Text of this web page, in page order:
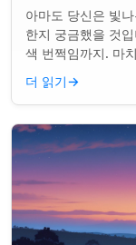
아마도 당신은 빛
한지 궁금했을 것
색 번쩍임까지. 마
타이밍의 문제입니
더 읽기→